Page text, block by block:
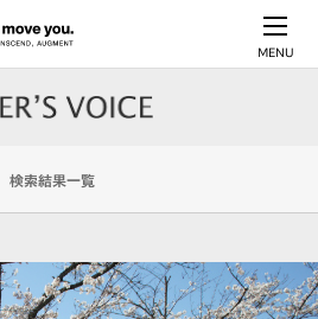
MENU
検索結果一覧